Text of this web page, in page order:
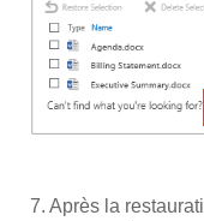
7. Après la